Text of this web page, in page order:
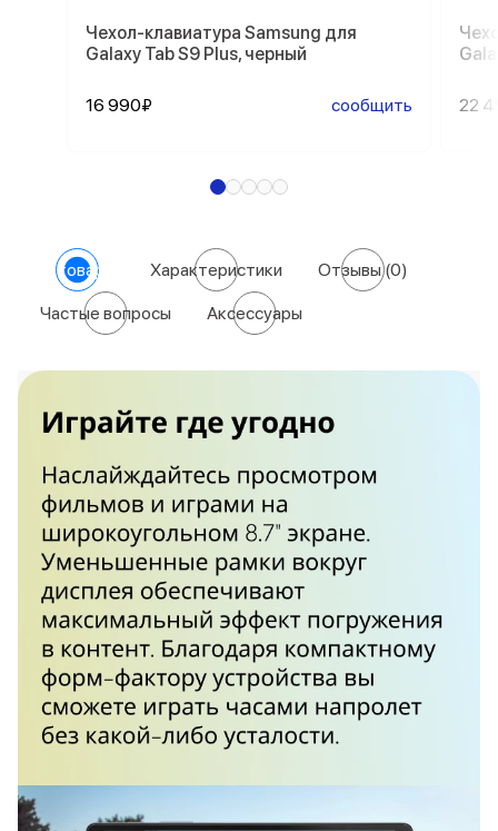
Чехол-клавиатура Samsung для
Galaxy Tab S9 Plus, черный
16 990₽ сообщить 22
О товаре Характеристики Отзывы(0)
Частые вопросы Аксессуары